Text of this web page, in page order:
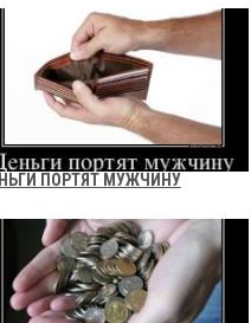
ПОРТЯТ МУЖЧИНУ